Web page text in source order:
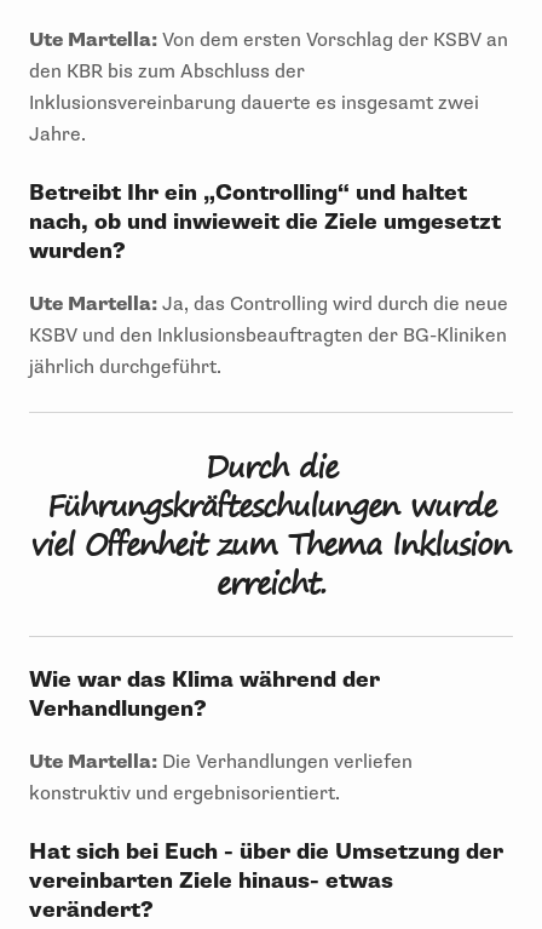
Ute Martella: Von dem ersten Vorschlag der KSBV an
den KBR bis zum Abschluss der
Inklusionsvereinbarung dauerte es insgesamt zwei
Jahre.
Betreibt Ihr ein „Controlling“ und haltet
nach, ob und inwieweit die Ziele umgesetzt
wurden?
Ute Martella: Ja, das Controlling wird durch die neue
KSBV und den Inklusionsbeauftragten der BG-Kliniken
jährlich durchgeführt.
Durch die
Führungskräfteschulungen wurde
viel Offenheit zum Thema Inklusion
erreicht.
Wie war das Klima während der
Verhandlungen?
Ute Martella: Die Verhandlungen verliefen
konstruktiv und ergebnisorientiert.
Hat sich bei Euch - über die Umsetzung der
vereinbarten Ziele hinaus- etwas
verändert?